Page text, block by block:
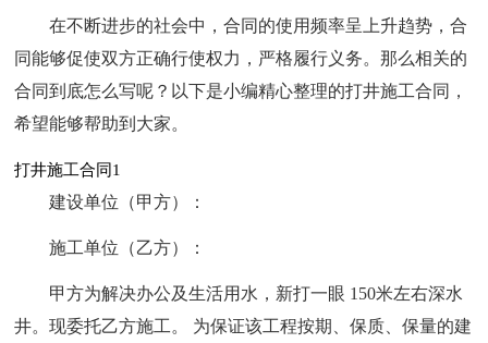
在不断进步的社会中，合同的使用频率呈上升趋势，合
同能够促使双方正确行使权力，严格履行义务。那么相关的
合同到底怎么写呢？以下是小编精心整理的打井施工合同，
希望能够帮助到大家。
打井施工合同1
建设单位（甲方）：
施工单位（乙方）：
甲方为解决办公及生活用水，新打一眼 150米左右深水
井。现委托乙方施工。 为保证该工程按期、保质、保量的建